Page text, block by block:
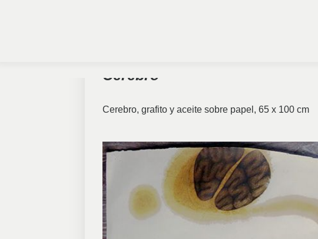
Cerebro
Cerebro, grafito y aceite sobre papel, 65 x 100 cm